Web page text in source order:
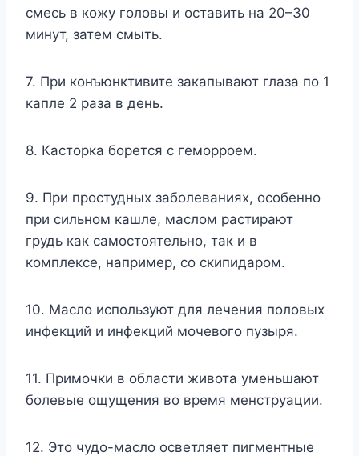
смесь в кожу головы и оставить на 20–30
минут, затем смыть.
7. При конъюнктивите закапывают глаза по 1
капле 2 раза в день.
8. Касторка борется с геморроем.
9. При простудных заболеваниях, особенно
при сильном кашле, маслом растирают
грудь как самостоятельно, так и в
комплексе, например, со скипидаром.
10. Масло используют для лечения половых
инфекций и инфекций мочевого пузыря.
11. Примочки в области живота уменьшают
болевые ощущения во время менструации.
12. Это чудо-масло осветляет пигментные